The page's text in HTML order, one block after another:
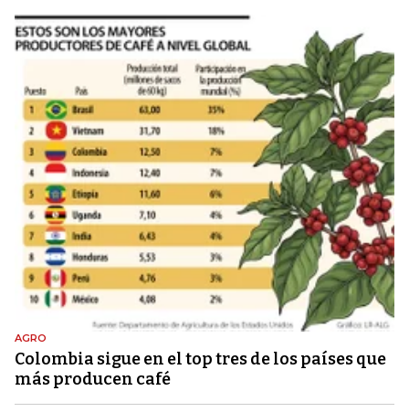
AGRO
Colombia sigue en el top tres de los países que
más producen café